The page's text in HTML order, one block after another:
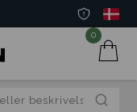
0